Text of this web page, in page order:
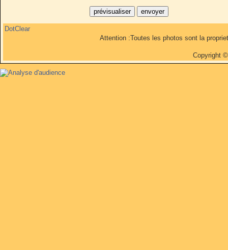
DotClear
Attention :Toutes les photos sont la
Copyright